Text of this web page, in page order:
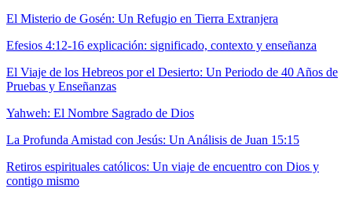
El Misterio de Gosén: Un Refugio en Tierra Extranjera
Efesios 4:12-16 explicación: significado, contexto y enseñanza
El Viaje de los Hebreos por el Desierto: Un Periodo de 40 Años de
Pruebas y Enseñanzas
Yahweh: El Nombre Sagrado de Dios
La Profunda Amistad con Jesús: Un Análisis de Juan 15:15
Retiros espirituales católicos: Un viaje de encuentro con Dios y
contigo mismo